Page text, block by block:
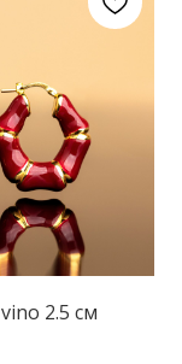
2.5 см